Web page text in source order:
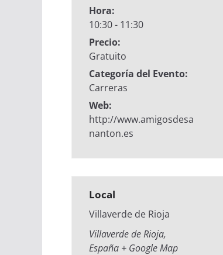
Hora:
10:30 - 11:30
Precio:
Gratuito
Categoría del Evento:
Carreras
Web:
http://www.amigosdesa
nanton.es
Local
Villaverde de Rioja
Villaverde de Rioja,
España + Google Map